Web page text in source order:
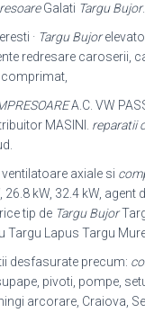
Galati Targu Bujor.
· Targu Bujor
redresare caroserii,
A.C. VW
MASINI. reparatii
axiale si
26.8 kW, 32.4 kW,
tip de Targu Bujor
Targu Lapus Targu
desfasurate precum:
pivoti, pompe,
arcorare, Craiova,